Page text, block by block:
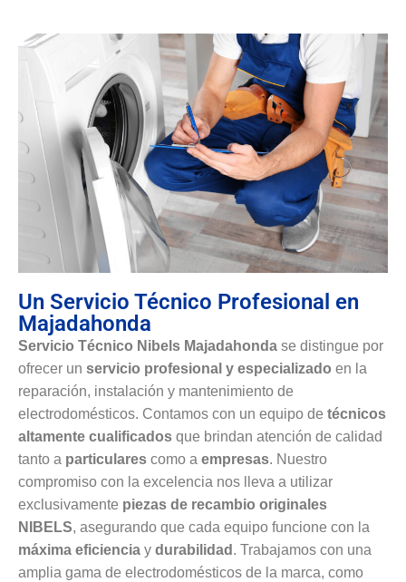
Un Servicio Técnico Profesional en
Majadahonda
Servicio Técnico Nibels Majadahonda se distingue por
ofrecer un servicio profesional y especializado en la
reparación, instalación y mantenimiento de
electrodomésticos. Contamos con un equipo de técnicos
altamente cualificados que brindan atención de calidad
tanto a particulares como a empresas. Nuestro
compromiso con la excelencia nos lleva a utilizar
exclusivamente piezas de recambio originales
NIBELS, asegurando que cada equipo funcione con la
máxima eficiencia y durabilidad . Trabajamos con una
amplia gama de electrodomésticos de la marca, como